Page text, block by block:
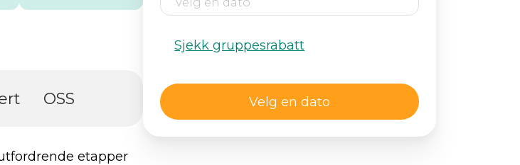
OSS
etapper
Sjekk gruppesrabatt
Velg en dato